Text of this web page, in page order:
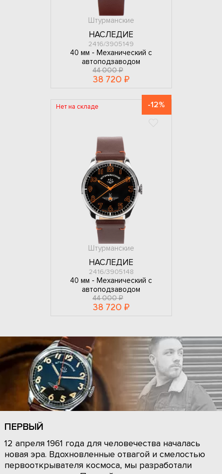
Штурманские
НАСЛЕДИЕ
2416/3905149
40 мм - Механический с
автоподзаводом
44 000 ₽
38 720 ₽
Нет на складе -12%
Штурманские
НАСЛЕДИЕ
2416/3905148
40 мм - Механический с
автоподзаводом
44 000 ₽
38 720 ₽
ПЕРВЫЙ
12 апреля 1961 года для человечества началась
новая эра. Вдохновленные отвагой и смелостью
первооткрывателя космоса, мы разработали